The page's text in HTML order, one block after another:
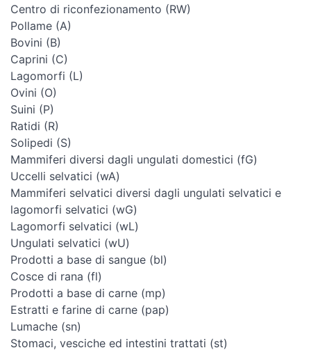
Centro di riconfezionamento (RW)
Pollame (A)
Bovini (B)
Caprini (C)
Lagomorfi (L)
Ovini (O)
Suini (P)
Ratidi (R)
Solipedi (S)
Mammiferi diversi dagli ungulati domestici (fG)
Uccelli selvatici (wA)
Mammiferi selvatici diversi dagli ungulati selvatici e
lagomorfi selvatici (wG)
Lagomorfi selvatici (wL)
Ungulati selvatici (wU)
Prodotti a base di sangue (bl)
Cosce di rana (fl)
Prodotti a base di carne (mp)
Estratti e farine di carne (pap)
Lumache (sn)
Stomaci, vesciche ed intestini trattati (st)